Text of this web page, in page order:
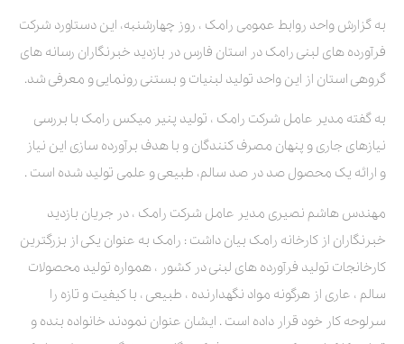
به گزارش واحد روابط عمومی رامک ، روز چهارشنبه، این دستاورد شرکت
فرآورده های لبنی رامک در استان فارس در بازدید خبرنگاران رسانه های
گروهی استان از این واحد تولید لبنیات و بستنی رونمایی و معرفی شد.
به گفته مدیر عامل شرکت رامک ، تولید پنیر میکس رامک با بررسی
نیازهای جاری و پنهان مصرف کنندگان و با هدف برآورده سازی این نیاز
و ارائه یک محصول صد در صد سالم، طبیعی و علمی تولید شده است .
مهندس هاشم نصیری مدیر عامل شرکت رامک ، در جریان بازدید
خبرنگاران از کارخانه رامک بیان داشت : رامک به عنوان یکی از بزرگترین
کارخانجات تولید فرآورده های لبنی در کشور ، همواره تولید محصولات
سالم ، عاری از هرگونه مواد نگهدارنده ، طبیعی ، با کیفیت و تازه را
سرلوحه کار خود قرار داده است . ایشان عنوان نمودند خانواده بنده و